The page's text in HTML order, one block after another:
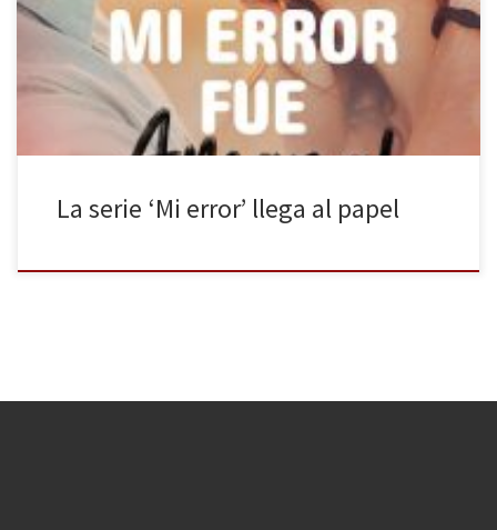
abre esta saga. Los reyes y los príncipes parecen que tiene toda la
vida resuelta, que se fácil ponerse en sus zapatos, pero no todo
La serie ‘Mi error’ llega al papel